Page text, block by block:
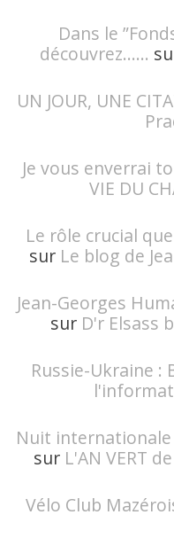
Dans le
découvrez......
UN JOUR, UNE
Je vous enverrai
VIE DU
Le rôle crucial
sur Le blog de
Jean-Georges
sur D'r Elsass
Russie-Ukraine :
Nuit internationale
sur L'AN VERT
Vélo Club